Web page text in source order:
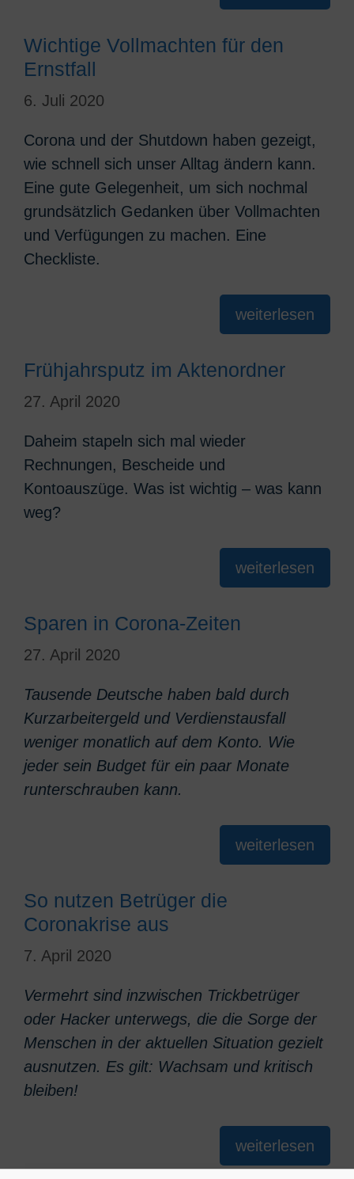
Wichtige Vollmachten für den
Ernstfall
6. Juli 2020
Corona und der Shutdown haben gezeigt,
wie schnell sich unser Alltag ändern kann.
Eine gute Gelegenheit, um sich nochmal
grundsätzlich Gedanken über Vollmachten
und Verfügungen zu machen. Eine
Checkliste.
weiterlesen
Frühjahrsputz im Aktenordner
27. April 2020
Daheim stapeln sich mal wieder
Rechnungen, Bescheide und
Kontoauszüge. Was ist wichtig – was kann
weg?
weiterlesen
Sparen in Corona-Zeiten
27. April 2020
Tausende Deutsche haben bald durch
Kurzarbeitergeld und Verdienstausfall
weniger monatlich auf dem Konto. Wie
jeder sein Budget für ein paar Monate
runterschrauben kann.
weiterlesen
So nutzen Betrüger die
Coronakrise aus
7. April 2020
Vermehrt sind inzwischen Trickbetrüger
oder Hacker unterwegs, die die Sorge der
Menschen in der aktuellen Situation gezielt
ausnutzen. Es gilt: Wachsam und kritisch
bleiben!
weiterlesen